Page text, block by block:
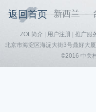
返回首页 新西兰
ZOL简介 用户注册
推广服
北京市海淀区海淀大街3号鼎好大
©2016 中关